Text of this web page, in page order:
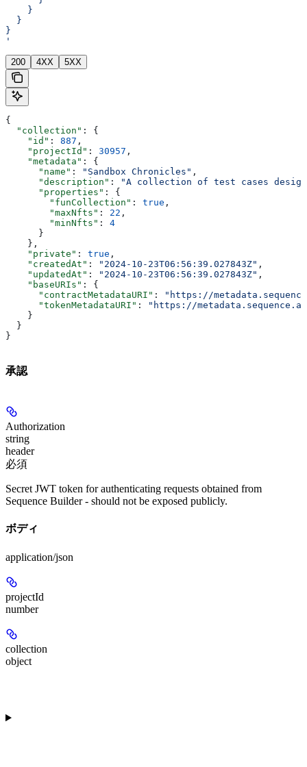
    }
  }
}
'
200 4XX 5XX
{
  "collection"
: {
    "id"
: 887 ,
    "projectId"
: 30957 ,
    "metadata"
: {
      "name"
: "Sandbox Chronicles" ,
      "description"
:
"A collection of test cases
      "properties"
: {
        "funCollection"
: true ,
        "maxNfts"
: 22 ,
        "minNfts"
: 4
      }
    },
    "private"
: true ,
    "createdAt"
: "2024-10-23T06:56:39.027843Z" ,
    "updatedAt"
: "2024-10-23T06:56:39.027843Z" ,
    "baseURIs"
: {
      "contractMetadataURI"
:
"https://
      "tokenMetadataURI"
:
"https://
    }
  }
}
承認
Authorization
string
header
必須
Secret JWT token for authenticating requests obtained from
Sequence Builder - should not be exposed publicly.
ボディ
application/json
projectId
number
collection
object